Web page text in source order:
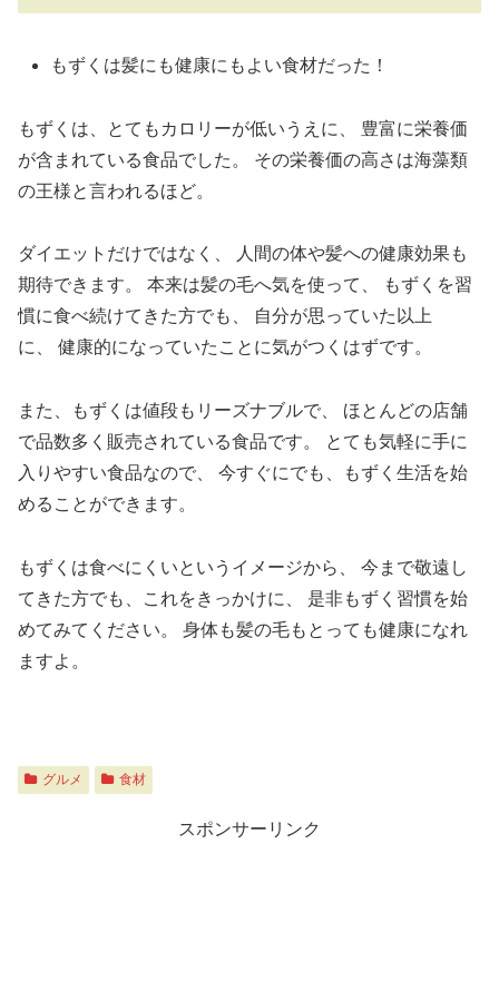
もずくは髪にも健康にもよい食材だった！
もずくは、とてもカロリーが低いうえに、
豊富に栄養価
が含まれている食品でした。
その栄養価の高さは海藻類
の王様と言われるほど。
ダイエットだけではなく、
人間の体や髪への健康効果も
期待できます。
本来は髪の毛へ気を使って、
もずくを習
慣に食べ続けてきた方でも、
自分が思っていた以上
に、
健康的になっていたことに気がつくはずです。
また、もずくは値段もリーズナブルで、
ほとんどの店舗
で品数多く販売されている食品です。
とても気軽に手に
入りやすい食品なので、
今すぐにでも、もずく生活を始
めることができます。
もずくは食べにくいというイメージから、
今まで敬遠し
てきた方でも、これをきっかけに、
是非もずく習慣を始
めてみてください。
身体も髪の毛もとっても健康になれ
ますよ。
グルメ 食材
スポンサーリンク